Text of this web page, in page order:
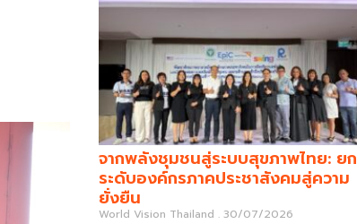
จากพลังชุมชนสู่ระบบสุขภาพไทย: ยก
ระดับองค์กรภาคประชาสังคมสู่ความ
ยั่งยืน
World Vision Thailand 30/07/2026